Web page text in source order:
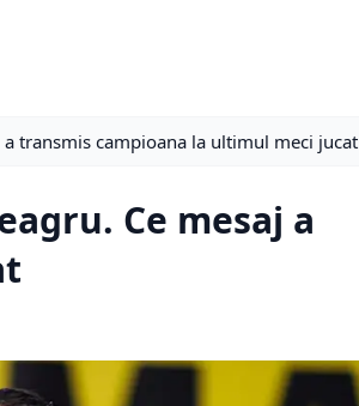
transmis campioana la ultimul meci jucat
Ce mesaj a